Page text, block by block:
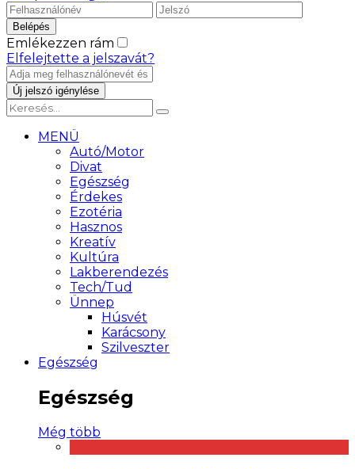
Emlékezzen rám
Elfelejtette a jelszavát?
MENÜ
Autó/Motor
Divat
Egészség
Érdekes
Ezotéria
Hasznos
Kreatív
Kultúra
Lakberendezés
Tech/Tud
Ünnep
Húsvét
Karácsony
Szilveszter
Egészség
Egészség
Még több